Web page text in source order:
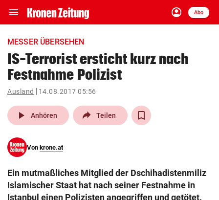
menu Navigation
ein-/ausklappen
account_circle
Anmelden
Abo
close Schließen
account_circle Anmelden
pin_drop
Wien arrow_right
search
eingeben
MESSER ÜBERSEHEN
IS-Terrorist ersticht kurz nach
Festnahme Polizist
Ausland 14.08.2017 05:56
play_arrow Anhören Teilen
Von krone.at
Ein mutmaßliches Mitglied der Dschihadistenmiliz
Islamischer Staat hat nach seiner Festnahme in
Istanbul einen Polizisten angegriffen und getötet.